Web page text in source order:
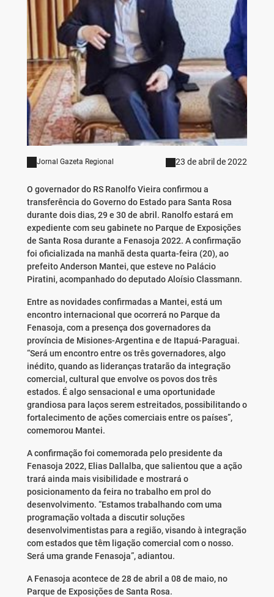
Jornal Gazeta Regional 23 de abril de 2022
O governador do RS Ranolfo Vieira confirmou a
transferência do Governo do Estado para Santa Rosa
durante dois dias, 29 e 30 de abril. Ranolfo estará em
expediente com seu gabinete no Parque de Exposições
de Santa Rosa durante a Fenasoja 2022. A confirmação
foi oficializada na manhã desta quarta-feira (20), ao
prefeito Anderson Mantei, que esteve no Palácio
Piratini, acompanhado do deputado Aloísio Classmann.
Entre as novidades confirmadas a Mantei, está um
encontro internacional que ocorrerá no Parque da
Fenasoja, com a presença dos governadores da
província de Misiones-Argentina e de Itapuá-Paraguai.
“Será um encontro entre os três governadores, algo
inédito, quando as lideranças tratarão da integração
comercial, cultural que envolve os povos dos três
estados. É algo sensacional e uma oportunidade
grandiosa para laços serem estreitados, possibilitando o
fortalecimento de ações comerciais entre os países”,
comemorou Mantei.
A confirmação foi comemorada pelo presidente da
Fenasoja 2022, Elias Dallalba, que salientou que a ação
trará ainda mais visibilidade e mostrará o
posicionamento da feira no trabalho em prol do
desenvolvimento. “Estamos trabalhando com uma
programação voltada a discutir soluções
desenvolvimentistas para a região, visando à integração
com estados que têm ligação comercial com o nosso.
Será uma grande Fenasoja”, adiantou.
A Fenasoja acontece de 28 de abril a 08 de maio, no
Parque de Exposições de Santa Rosa.